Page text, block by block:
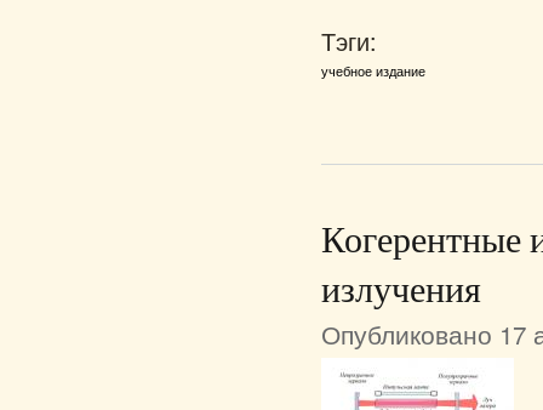
Тэги:
учебное издание
Когерентные
излучения
Опубликовано 17